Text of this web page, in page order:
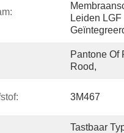
Leiden
Pantone Of
Rood,
3M467
Tastbaar